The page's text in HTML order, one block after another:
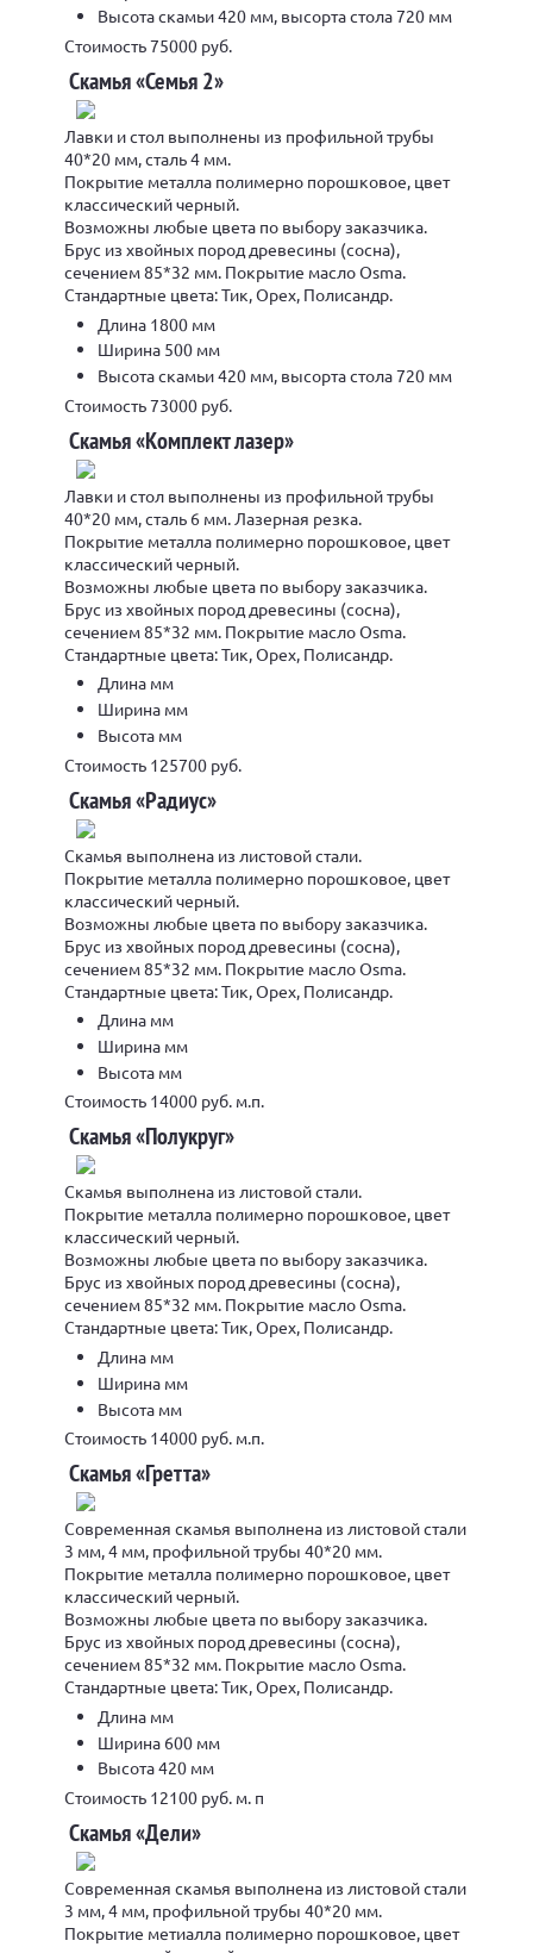
Высота скамьи 420 мм, высорта стола 720 мм
Стоимость 75000 руб.
Скамья «Семья 2»
Лавки и стол выполнены из профильной трубы
40*20 мм, сталь 4 мм.
Покрытие металла полимерно порошковое, цвет
классический черный.
Возможны любые цвета по выбору заказчика.
Брус из хвойных пород древесины (сосна),
сечением 85*32 мм. Покрытие масло Osma.
Стандартные цвета: Тик, Орех, Полисандр.
Длина 1800 мм
Ширина 500 мм
Высота скамьи 420 мм, высорта стола 720 мм
Стоимость 73000 руб.
Скамья «Комплект лазер»
Лавки и стол выполнены из профильной трубы
40*20 мм, сталь 6 мм. Лазерная резка.
Покрытие металла полимерно порошковое, цвет
классический черный.
Возможны любые цвета по выбору заказчика.
Брус из хвойных пород древесины (сосна),
сечением 85*32 мм. Покрытие масло Osma.
Стандартные цвета: Тик, Орех, Полисандр.
Длина мм
Ширина мм
Высота мм
Стоимость 125700 руб.
Скамья «Радиус»
Скамья выполнена из листовой стали.
Покрытие металла полимерно порошковое, цвет
классический черный.
Возможны любые цвета по выбору заказчика.
Брус из хвойных пород древесины (сосна),
сечением 85*32 мм. Покрытие масло Osma.
Стандартные цвета: Тик, Орех, Полисандр.
Длина мм
Ширина мм
Высота мм
Стоимость 14000 руб. м.п.
Скамья «Полукруг»
Скамья выполнена из листовой стали.
Покрытие металла полимерно порошковое, цвет
классический черный.
Возможны любые цвета по выбору заказчика.
Брус из хвойных пород древесины (сосна),
сечением 85*32 мм. Покрытие масло Osma.
Стандартные цвета: Тик, Орех, Полисандр.
Длина мм
Ширина мм
Высота мм
Стоимость 14000 руб. м.п.
Скамья «Гретта»
Современная скамья выполнена из листовой стали
3 мм, 4 мм, профильной трубы 40*20 мм.
Покрытие металла полимерно порошковое, цвет
классический черный.
Возможны любые цвета по выбору заказчика.
Брус из хвойных пород древесины (сосна),
сечением 85*32 мм. Покрытие масло Osma.
Стандартные цвета: Тик, Орех, Полисандр.
Длина мм
Ширина 600 мм
Высота 420 мм
Стоимость 12100 руб. м. п
Скамья «Дели»
Современная скамья выполнена из листовой стали
3 мм, 4 мм, профильной трубы 40*20 мм.
Покрытие метиалла полимерно порошковое, цвет